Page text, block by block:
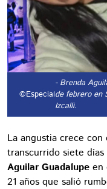
©Especial
- Brenda
de febrero en
Izcalli.
La angustia crece con
transcurrido siete días
Aguilar Guadalupe en
21 años que salió